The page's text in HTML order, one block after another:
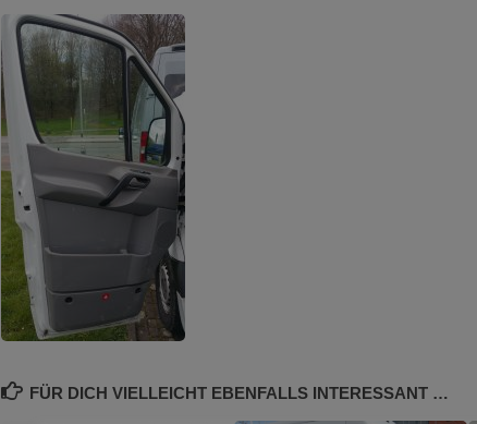
FÜR DICH VIELLEICHT EBENFALLS INTERESSANT …